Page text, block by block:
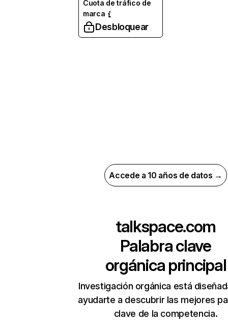
Cuota de tráfico de
marca
Desbloquear
Accede a 10 años de datos →
talkspace.com
Palabra clave
orgánica principal
Investigación orgánica está
ayudarte a descubrir las mejores
clave de la competencia.